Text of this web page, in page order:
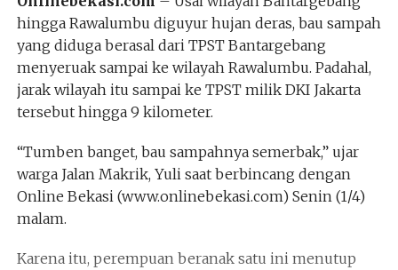
hingga Rawalumbu diguyur hujan deras, bau sampah
yang diduga berasal dari TPST Bantargebang
menyeruak sampai ke wilayah Rawalumbu. Padahal,
jarak wilayah itu sampai ke TPST milik DKI Jakarta
tersebut hingga 9 kilometer.
“Tumben banget, bau sampahnya semerbak,” ujar
warga Jalan Makrik, Yuli saat berbincang dengan
Online Bekasi (www.onlinebekasi.com) Senin (1/4)
malam.
Karena itu, perempuan beranak satu ini menutup